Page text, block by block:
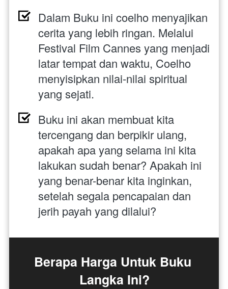
Dalam Buku ini coelho menyajikan
cerita yang lebih ringan. Melalui
Festival Film Cannes yang menjadi
latar tempat dan waktu, Coelho
menyisipkan nilai-nilai spiritual
yang sejati.
Buku ini akan membuat kita
tercengang dan berpikir ulang,
apakah apa yang selama ini kita
lakukan sudah benar? Apakah ini
yang benar-benar kita inginkan,
setelah segala pencapaian dan
jerih payah yang dilalui?
Berapa Harga Untuk Buku
Langka Ini?